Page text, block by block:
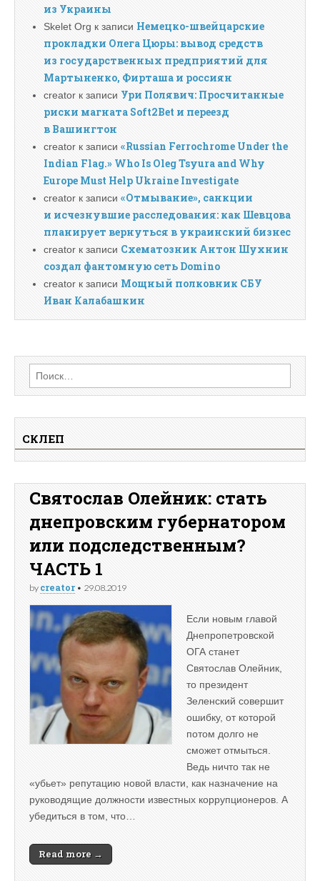
из Украины
Skelet Org к записи Немецко-швейцарские
прокладки Олега Цюры: вывод средств
из государственных предприятий для
Мартыненко, Фирташа и россиян
creator к записи Ури Полявич: Просчитанные
риски магната Soft2Bet и переезд
в Вашингтон
creator к записи «Russian Ferrochrome Under the
Indian Flag.» Who Is Oleg Tsyura and Why
Europe Must Help Ukraine Investigate
creator к записи «Отмывание», санкции
и исчезнувшие расследования: как Шевцова
планирует вернуться в украинский бизнес
creator к записи Схематозник Антон Шухнин
создал фантомную сеть Domino
creator к записи Мощный полковник СБУ
Иван Калабашкин
Найти:
СКЛЕП
Святослав Олейник: стать
днепровским губернатором
или подследственным?
ЧАСТЬ 1
by creator• 29.08.2019
Если новым главой
Днепропетровской
ОГА станет
Святослав Олейник,
то президент
Зеленский совершит
ошибку, от которой
потом долго не
сможет отмыться.
Ведь ничто так не
«убьет» репутацию новой власти, как назначение на
руководящие должности известных коррупционеров. А
убедиться в том, что…
Read more →